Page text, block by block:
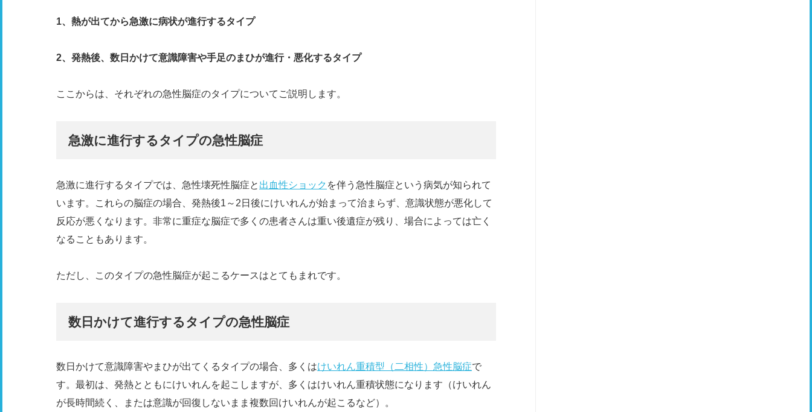
1、熱が出てから急激に病状が進行するタイプ
2、発熱後、数日かけて意識障害や手足のまひが進行・悪化するタイプ
ここからは、それぞれの急性脳症のタイプについてご説明します。
急激に進行するタイプの急性脳症
急激に進行するタイプでは、急性壊死性脳症と 出血性ショック を伴う急性脳症という病気が知られて
います。これらの脳症の場合、発熱後1～2日後にけいれんが始まって治まらず、意識状態が悪化して
反応が悪くなります。非常に重症な脳症で多くの患者さんは重い後遺症が残り、場合によっては亡く
なることもあります。
ただし、このタイプの急性脳症が起こるケースはとてもまれです。
数日かけて進行するタイプの急性脳症
数日かけて意識障害やまひが出てくるタイプの場合、多くはけいれん重積型（二相性）急性脳症で
す。最初は、発熱とともにけいれんを起こしますが、多くはけいれん重積状態になります（けいれん
が長時間続く、または意識が回復しないまま複数回けいれんが起こるなど）。